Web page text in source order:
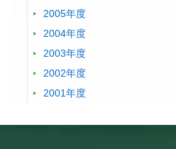
2005年度
2004年度
2003年度
2002年度
2001年度